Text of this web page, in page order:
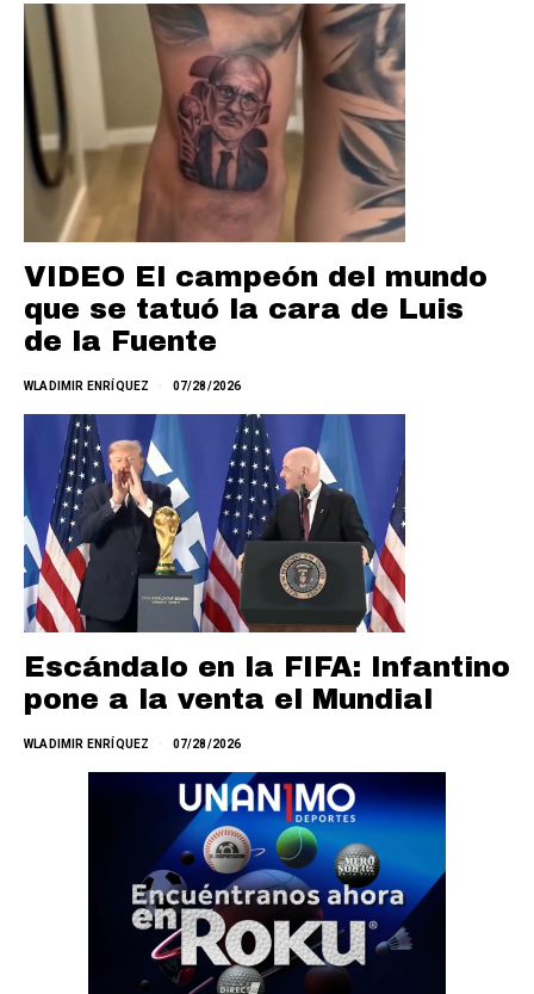
VIDEO El campeón del mundo
que se tatuó la cara de Luis
de la Fuente
WLADIMIR ENRÍQUEZ 07/28/2026
Escándalo en la FIFA: Infantino
pone a la venta el Mundial
WLADIMIR ENRÍQUEZ 07/28/2026